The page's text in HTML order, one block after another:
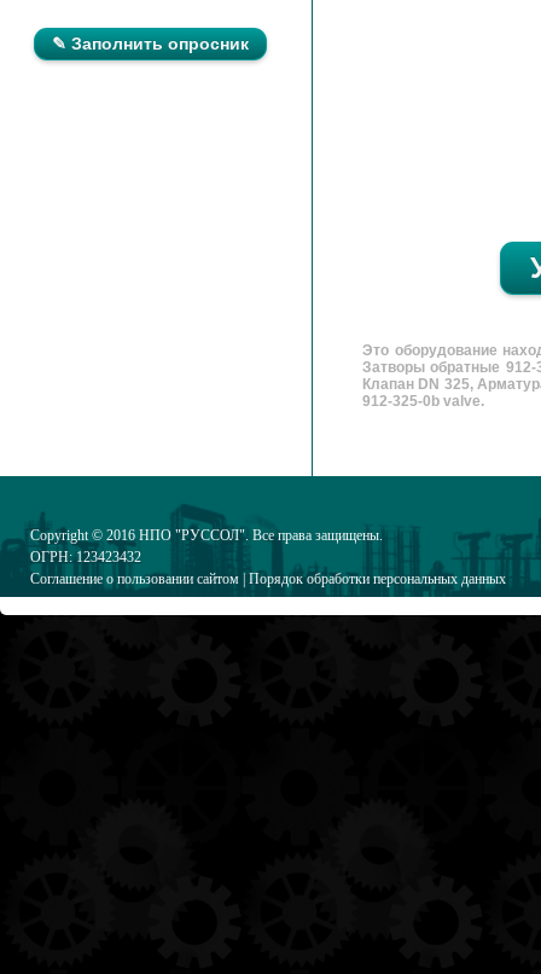
✎ Заполнить опросник
Это оборудование
Затворы обратные
Клапан DN 325,
912-325-0b valve.
Copyright © 2016 НПО "РУССОЛ". Все права защищены.
ОГРН: 123423432
Соглашение о пользовании сайтом Порядок обработки персональных данных